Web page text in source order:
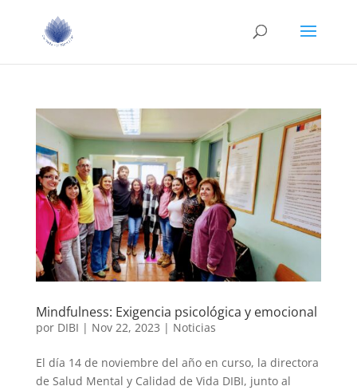
Mindfulness: Exigencia psicológica y emocional
por DIBI | Nov 22, 2023 | Noticias
El día 14 de noviembre del año en curso, la directora
de Salud Mental y Calidad de Vida DIBI, junto al